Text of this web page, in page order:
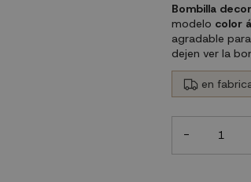
Bombilla
modelo color
agradable
dejen ver la
en
-